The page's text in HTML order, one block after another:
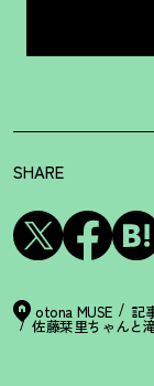
SHARE
otona MUSE 記
佐藤栞里ちゃんと